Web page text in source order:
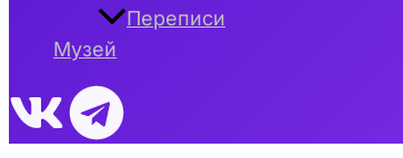
Переписи
Музей